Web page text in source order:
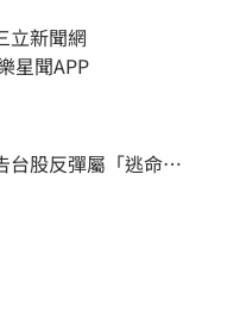
立新聞網
下載娛樂星聞APP
台股反彈屬「逃命